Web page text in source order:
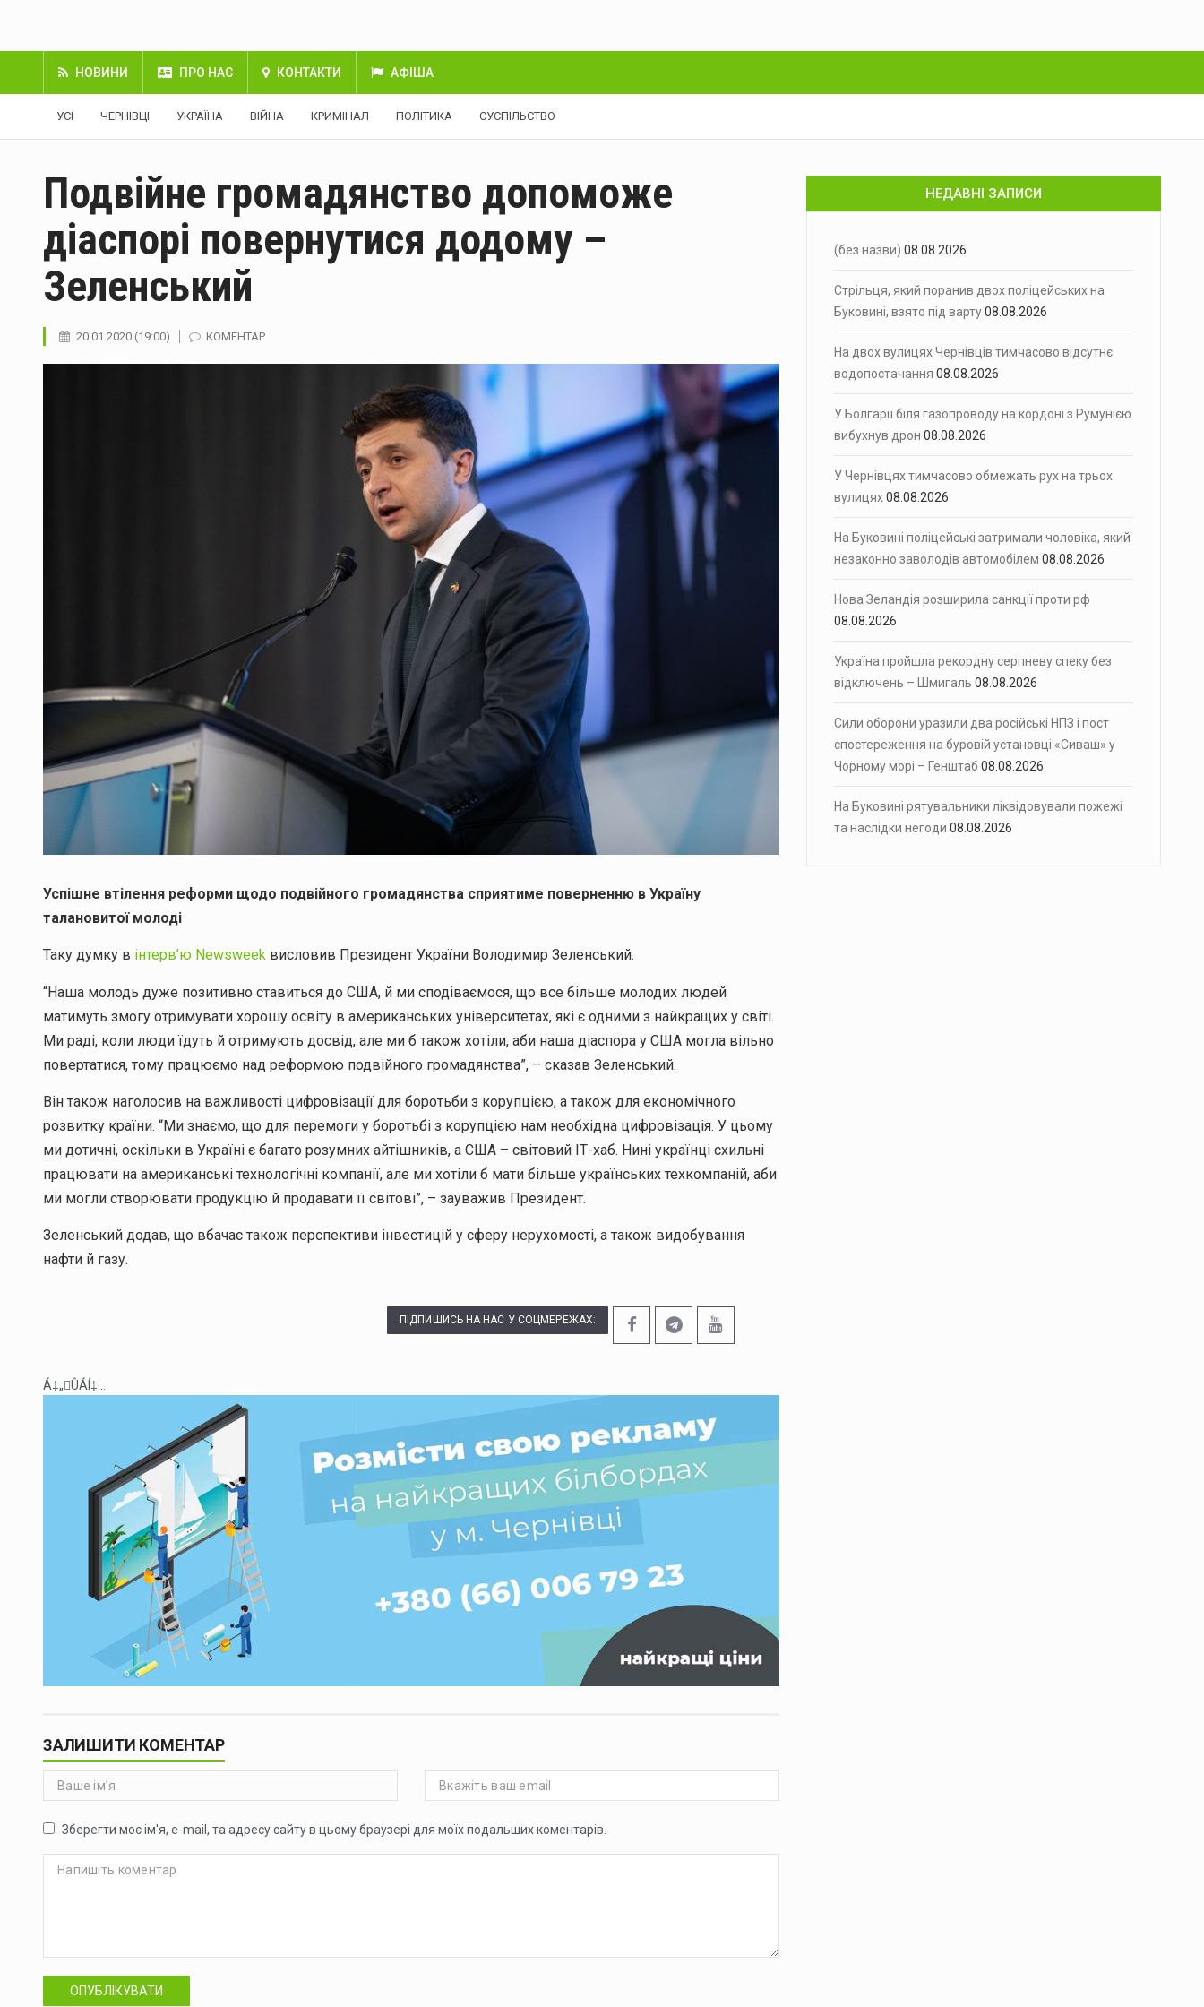
НОВИНИ ПРО НАС КОНТАКТИ АФІША
УСІ ЧЕРНІВЦІ УКРАЇНА ВІЙНА КРИМІНАЛ ПОЛІТИКА СУСПІЛЬСТВО
Подвійне громадянство допоможе
діаспорі повернутися додому –
Зеленський
20.01.2020 (19:00) КОМЕНТАР
Успішне втілення реформи щодо подвійного громадянства сприятиме поверненню в Україну
талановитої молоді
Таку думку в інтерв’ю Newsweek висловив Президент України Володимир Зеленський.
“Наша молодь дуже позитивно ставиться до США, й ми сподіваємося, що все більше молодих людей
матимуть змогу отримувати хорошу освіту в американських університетах, які є одними з найкращих у світі.
Ми раді, коли люди їдуть й отримують досвід, але ми б також хотіли, аби наша діаспора у США могла вільно
повертатися, тому працюємо над реформою подвійного громадянства”, – сказав Зеленський.
Він також наголосив на важливості цифровізації для боротьби з корупцією, а також для економічного
розвитку країни. “Ми знаємо, що для перемоги у боротьбі з корупцією нам необхідна цифровізація. У цьому
ми дотичні, оскільки в Україні є багато розумних айтішників, а США – світовий ІТ-хаб. Нині українці схильні
працювати на американські технологічні компанії, але ми хотіли б мати більше українських техкомпаній, аби
ми могли створювати продукцію й продавати її світові”, – зауважив Президент.
Зеленський додав, що вбачає також перспективи інвестицій у сферу нерухомості, а також видобування
нафти й газу.
ПІДПИШИСЬ НА НАС У СОЦМЕРЕЖАХ:
Á‡„ÛÁÍ‡...
ЗАЛИШИТИ КОМЕНТАР
Зберегти моє ім'я, e-mail, та адресу сайту в цьому браузері для моїх подальших коментарів.
ОПУБЛІКУВАТИ
НЕДАВНІ ЗАПИСИ
(без назви) 08.08.2026
Стрільця, який поранив двох поліцейських на
Буковині, взято під варту08.08.2026
На двох вулицях Чернівців тимчасово відсутнє
водопостачання 08.08.2026
У Болгарії біля газопроводу на кордоні з Румунією
вибухнув дрон 08.08.2026
У Чернівцях тимчасово обмежать рух на трьох
вулицях08.08.2026
На Буковині поліцейські затримали чоловіка, який
незаконно заволодів автомобілем 08.08.2026
Нова Зеландія розширила санкції проти рф
08.08.2026
Україна пройшла рекордну серпневу спеку без
відключень – Шмигаль 08.08.2026
Сили оборони уразили два російські НПЗ і пост
спостереження на буровій установці «Сиваш» у
Чорному морі – Генштаб 08.08.2026
На Буковині рятувальники ліквідовували пожежі
та наслідки негоди 08.08.2026